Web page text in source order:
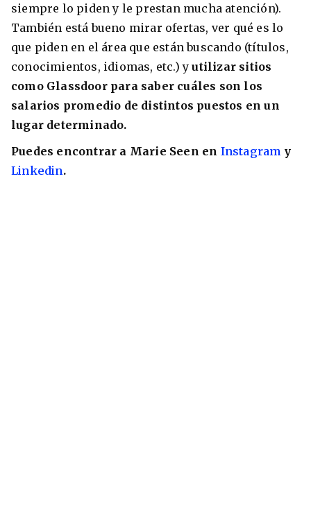
siempre lo piden y le prestan mucha atención).
También está bueno mirar ofertas, ver qué es lo
que piden en el área que están buscando (títulos,
conocimientos, idiomas, etc.) yutilizar sitios
como Glassdoor para saber cuáles son los
salarios promedio de distintos puestos en un
lugar determinado.
Puedes encontrar a Marie Seen en Instagram y
Linkedin.